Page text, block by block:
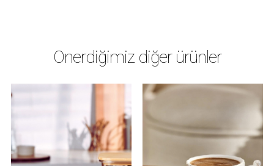
Önerdiğimiz diğer ürünler